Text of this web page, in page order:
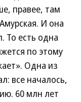
правее, там
И она
То есть одна
по этому
Одна из
все началось,
60 млн лет